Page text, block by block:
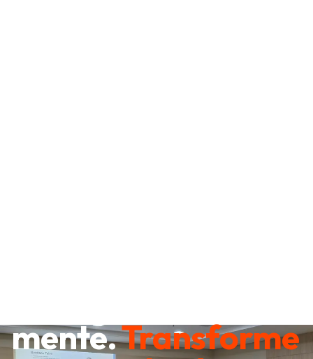
mente.Transforme